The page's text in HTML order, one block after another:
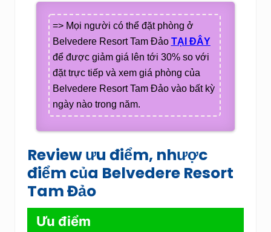
=> Mọi người có thể đặt phòng ở
Belvedere Resort Tam Đảo TẠI ĐÂY
để được giảm giá lên tới 30% so với
đặt trực tiếp và xem giá phòng của
Belvedere Resort Tam Đảo vào bất kỳ
ngày nào trong năm.
Review ưu điểm, nhược
điểm của Belvedere Resort
Tam Đảo
Ưu điểm